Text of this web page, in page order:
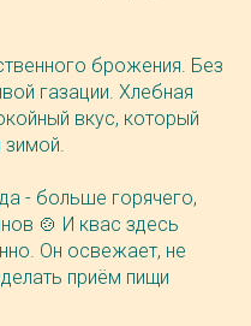
брожения. Без
газации. Хлебная
вкус, который
зимой.
- больше горячего,
🍲 И квас здесь
Он освежает, не
приём пищи